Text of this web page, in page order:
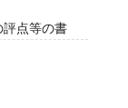
評点等の書